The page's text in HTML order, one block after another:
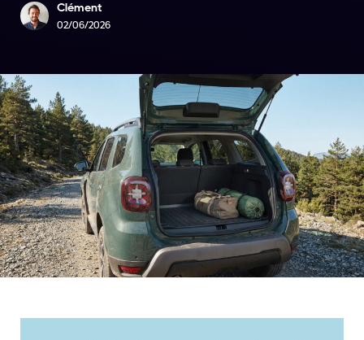
Clément
02/06/2026